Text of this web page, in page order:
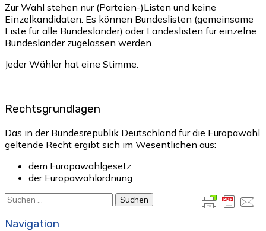
Zur Wahl stehen nur (Parteien-)Listen und keine
Einzelkandidaten. Es können Bundeslisten (gemeinsame
Liste für alle Bundesländer) oder Landeslisten für einzelne
Bundesländer zugelassen werden.
Jeder Wähler hat eine Stimme.
Rechtsgrundlagen
Das in der Bundesrepublik Deutschland für die Europawahl
geltende Recht ergibt sich im Wesentlichen aus:
dem Europawahlgesetz
der Europawahlordnung
Suchen
nach:
Navigation